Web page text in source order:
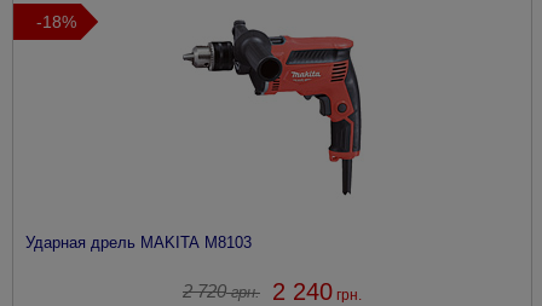
-18%
Ударная дрель MAKITA M8103
2 720грн. 2 240 грн.